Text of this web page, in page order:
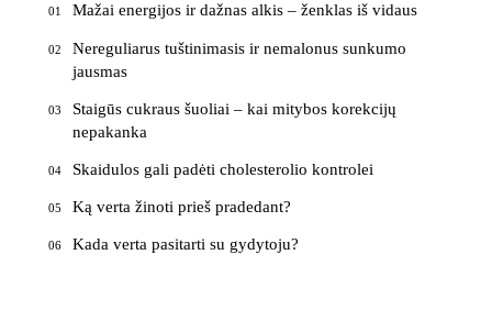
01 Mažai energijos ir dažnas alkis – ženklas iš vidaus
02
Nereguliarus tuštinimasis ir nemalonus sunkumo
jausmas
03
Staigūs cukraus šuoliai – kai mitybos korekcijų
nepakanka
04 Skaidulos gali padėti cholesterolio kontrolei
05 Ką verta žinoti prieš pradedant?
06 Kada verta pasitarti su gydytoju?